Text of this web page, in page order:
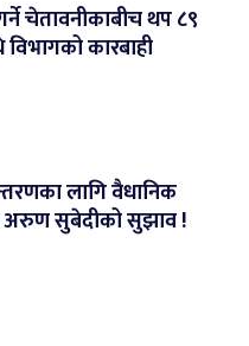
चेतावनीकाबीच थप ८९
विभागको कारबाही
लागि वैधानिक
अरुण सुबेदीको सुझाव !